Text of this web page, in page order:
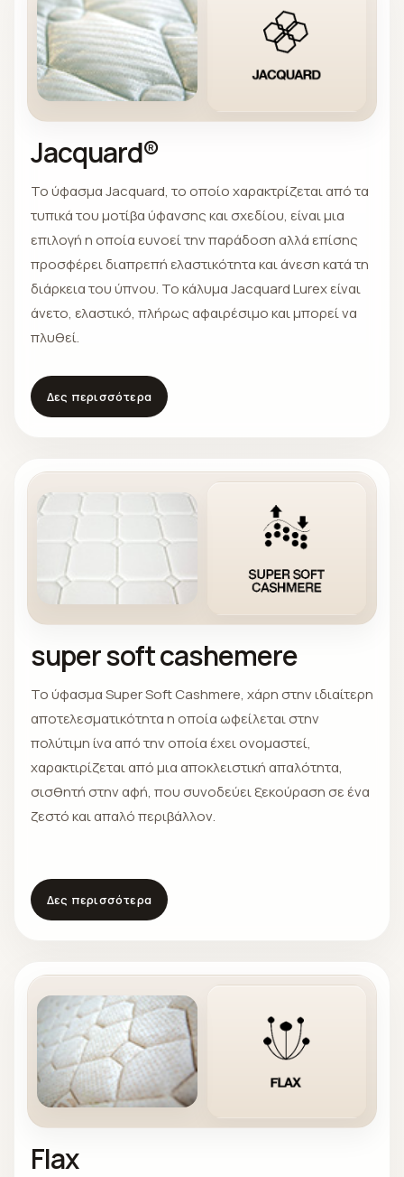
Jacquard®
Το ύφασμα Jacquard, το οποίο χαρακτρίζεται από τα
τυπικά του μοτίβα ύφανσης και σχεδίου, είναι μια
επιλογή η οποία ευνοεί την παράδοση αλλά επίσης
προσφέρει διαπρεπή ελαστικότητα και άνεση κατά τη
διάρκεια του ύπνου. Το κάλυμα Jacquard Lurex είναι
άνετο, ελαστικό, πλήρως αφαιρέσιμο και μπορεί να
πλυθεί.
Δες περισσότερα
super soft cashemere
Το ύφασμα Super Soft Cashmere, χάρη στην ιδιαίτερη
αποτελεσματικότητα η οποία ωφείλεται στην
πολύτιμη ίνα από την οποία έχει ονομαστεί,
χαρακτιρίζεται από μια αποκλειστική απαλότητα,
σισθητή στην αφή, που συνοδεύει ξεκούραση σε ένα
ζεστό και απαλό περιβάλλον.
Δες περισσότερα
Flax